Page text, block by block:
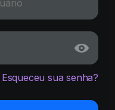
Esqueceu sua senha?